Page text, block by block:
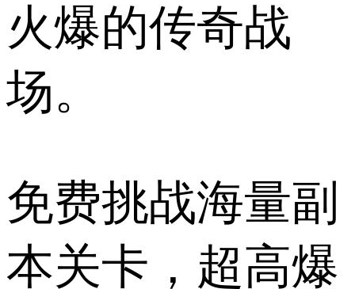
火爆的传奇战
场。
免费挑战海量副
本关卡，超高爆